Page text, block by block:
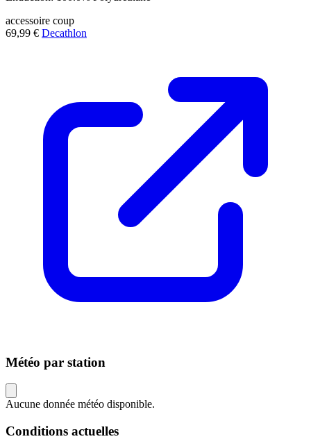
accessoire coup
69,99 € Decathlon
Météo par station
Aucune donnée météo disponible.
Conditions actuelles